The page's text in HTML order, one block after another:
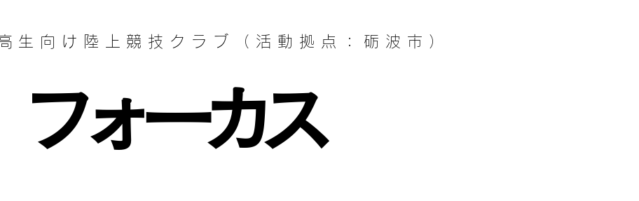
生向け陸上競技クラブ（活動拠点：砺波市）
フォーカス